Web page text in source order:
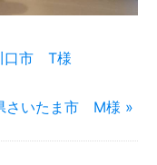
口市 T様
さいたま市 M様 »